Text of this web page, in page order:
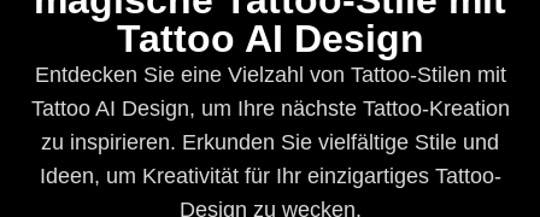
Tattoo AI Design
Entdecken Sie eine Vielzahl von Tattoo-Stilen mit
Tattoo AI Design, um Ihre nächste Tattoo-Kreation
zu inspirieren. Erkunden Sie vielfältige Stile und
Ideen, um Kreativität für Ihr einzigartiges Tattoo-
Design zu wecken.